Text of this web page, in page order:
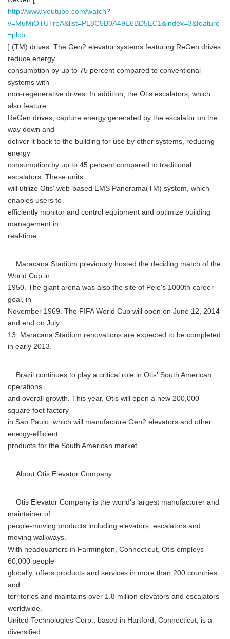
http://www.youtube.com/watch?
v=MuMiOTUTrpA&list=PL8C5B0A49E6BD5EC1&index=3&feature
=plcp
] (TM) drives. The Gen2 elevator systems featuring ReGen drives
reduce energy
consumption by up to 75 percent compared to conventional
systems with
non-regenerative drives. In addition, the Otis escalators, which
also feature
ReGen drives, capture energy generated by the escalator on the
way down and
deliver it back to the building for use by other systems, reducing
energy
consumption by up to 45 percent compared to traditional
escalators. These units
will utilize Otis' web-based EMS Panorama(TM) system, which
enables users to
efficiently monitor and control equipment and optimize building
management in
real-time.
Maracana Stadium previously hosted the deciding match of the
World Cup in
1950. The giant arena was also the site of Pele's 1000th career
goal, in
November 1969. The FIFA World Cup will open on June 12, 2014
and end on July
13. Maracana Stadium renovations are expected to be completed
in early 2013.
Brazil continues to play a critical role in Otis' South American
operations
and overall growth. This year, Otis will open a new 200,000
square foot factory
in Sao Paulo, which will manufacture Gen2 elevators and other
energy-efficient
products for the South American market.
About Otis Elevator Company
Otis Elevator Company is the world's largest manufacturer and
maintainer of
people-moving products including elevators, escalators and
moving walkways.
With headquarters in Farmington, Connecticut, Otis employs
60,000 people
globally, offers products and services in more than 200 countries
and
territories and maintains over 1.8 million elevators and escalators
worldwide.
United Technologies Corp., based in Hartford, Connecticut, is a
diversified